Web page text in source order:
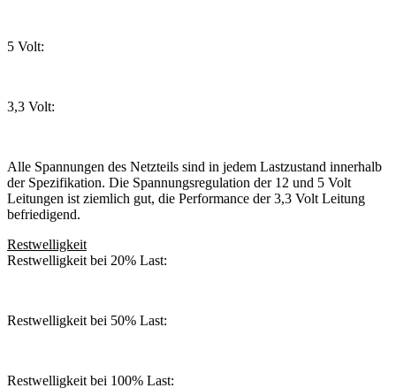
5 Volt:
3,3 Volt:
Alle Spannungen des Netzteils sind in jedem Lastzustand innerhalb
der Spezifikation. Die Spannungsregulation der 12 und 5 Volt
Leitungen ist ziemlich gut, die Performance der 3,3 Volt Leitung
befriedigend.
Restwelligkeit
Restwelligkeit bei 20% Last:
Restwelligkeit bei 50% Last:
Restwelligkeit bei 100% Last: